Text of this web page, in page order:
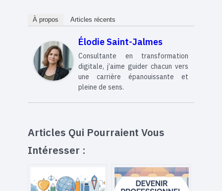
À propos Articles récents
Élodie Saint-Jalmes
Consultante en transformation
digitale, j’aime guider chacun vers
une carrière épanouissante et
pleine de sens.
Articles Qui Pourraient Vous
Intéresser :